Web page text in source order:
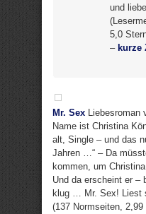
und
5,0
– kurze
Mr. Sex Liebesroman
Name ist Christina
alt, Single – und das
Jahren …“ – Da
kommen, um
Und da erscheint er –
klug … Mr. Sex! Liest
(137 Normseiten,